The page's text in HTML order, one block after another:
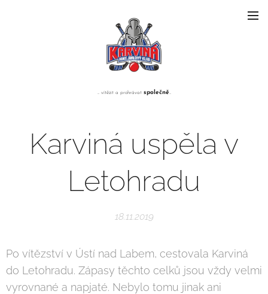
... vítězit a prohrávat společně...
Karviná uspěla v
Letohradu
18.11.2019
Po vítězství v Ústí nad Labem, cestovala Karviná
do Letohradu. Zápasy těchto celků jsou vždy velmi
vyrovnané a napjaté. Nebylo tomu jinak ani